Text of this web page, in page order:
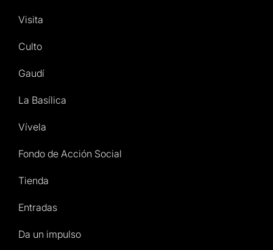
Visita
Culto
Gaudí
La Basílica
Vívela
Fondo de Acción Social
Tienda
Entradas
Da un impulso